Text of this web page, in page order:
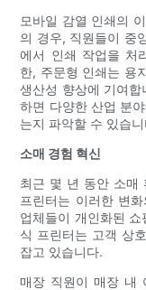
모바일 감열 인쇄의
의 경우, 직원들이 중
에서 인쇄 작업을 처
한, 주문형 인쇄는 용
생산성 향상에 기여
하면 다양한 산업 분
는지 파악할 수 있습
소매 경험 혁신
최근 몇 년 동안 소매
프린터는 이러한 변
업체들이 개인화된
식 프린터는 고객 상
잡고 있습니다.
매장 직원이 매장 내